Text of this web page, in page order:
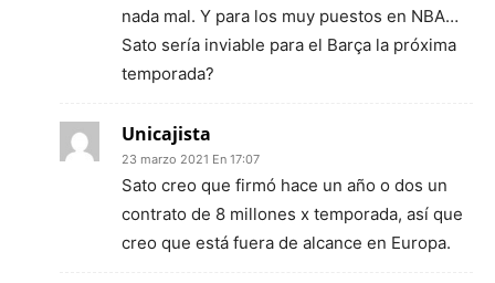
nada mal. Y para los muy puestos en NBA…
Sato sería inviable para el Barça la próxima
temporada?
Unicajista
23 marzo 2021 En 17:07
Sato creo que firmó hace un año o dos un
contrato de 8 millones x temporada, así que
creo que está fuera de alcance en Europa.